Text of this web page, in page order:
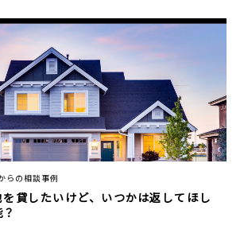
らの相談事例
貸したいけど、いつかは返してほし